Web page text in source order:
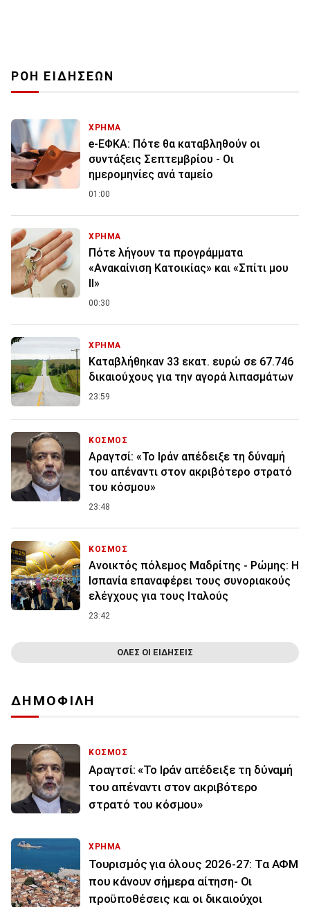
ΡΟΗ ΕΙΔΗΣΕΩΝ
ΧΡΗΜΑ
e-ΕΦΚΑ: Πότε θα καταβληθούν οι
συντάξεις Σεπτεμβρίου - Οι
ημερομηνίες ανά ταμείο
01:00
ΧΡΗΜΑ
Πότε λήγουν τα προγράμματα
«Ανακαίνιση Κατοικίας» και «Σπίτι μου
ΙΙ»
00:30
ΧΡΗΜΑ
Καταβλήθηκαν 33 εκατ. ευρώ σε 67.746
δικαιούχους για την αγορά λιπασμάτων
23:59
ΚΟΣΜΟΣ
Αραγτσί: «Το Ιράν απέδειξε τη δύναμή
του απέναντι στον ακριβότερο στρατό
του κόσμου»
23:48
ΚΟΣΜΟΣ
Ανοικτός πόλεμος Μαδρίτης - Ρώμης: Η
Ισπανία επαναφέρει τους συνοριακούς
ελέγχους για τους Ιταλούς
23:42
ΟΛΕΣ ΟΙ ΕΙΔΗΣΕΙΣ
ΔΗΜΟΦΙΛΗ
ΚΟΣΜΟΣ
Αραγτσί: «Το Ιράν απέδειξε τη δύναμή
του απέναντι στον ακριβότερο
στρατό του κόσμου»
ΧΡΗΜΑ
Τουρισμός για όλους 2026-27: Τα ΑΦΜ
που κάνουν σήμερα αίτηση- Οι
προϋποθέσεις και οι δικαιούχοι